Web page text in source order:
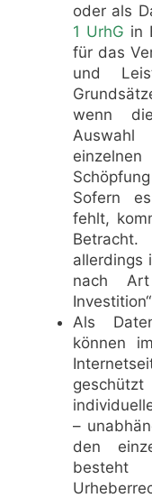
oder als
1 UrhG in
für das
und
wenn
Sofern
fehlt,
allerdings
nach
Als
können
–
den